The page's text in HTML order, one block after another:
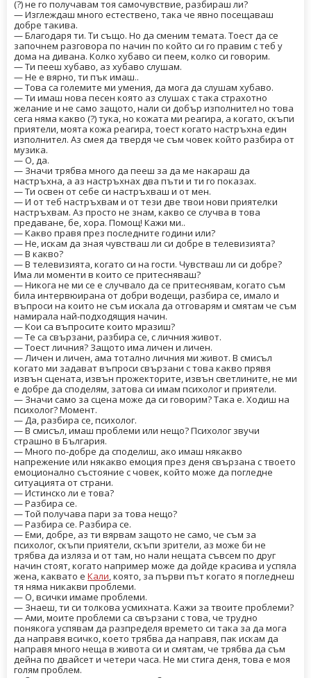
(?) не го получавам тоя самочувствие, разбираш ли?
— Изглеждаш много естествено, така че явно посещаваш
добре такива.
— Благодаря ти. Ти също. Но да сменим темата. Тоест да се
започнем разговора по начин по който си го правим с теб у
дома на дивана. Колко хубаво си пеем, колко си говорим.
— Ти пееш хубаво, аз хубаво слушам.
— Не е вярно, ти пък имаш..
— Това са големите ми умения, да мога да слушам хубаво.
— Ти имаш нова песен която аз слушах с така страхотно
желание и не само защото, нали си добър изполнител но това
сега няма какво (?) тука, но кожата ми реагира, а когато, скъпи
приятели, моята кожа реагира, тоест когато настръхна един
изполнител. Аз смея да твердя че съм човек който разбира от
музика.
— О, да.
— Значи трябва много да пееш за да ме накараш да
настръхна, а аз настръхнах два пъти и ти го показах.
— Ти освен от себе си настръхваш и от мен.
— И от теб настръхвам и от тези две твои нови приятелки
настръхвам. Аз просто не знам, какво се случва в това
предаване, бе, хора. Помощ! Кажи ми..
— Какво правя през последните години или?
— Не, искам да зная чувстваш ли си добре в телевизията?
— В какво?
— В телевизията, когато си на гости. Чувстваш ли си добре?
Има ли моменти в които се притесняваш?
— Никога не ми се е случвало да се притеснявам, когато съм
била интервюирана от добри водещи, разбира се, имало и
въпроси на които не съм искала да отговарям и смятам че съм
намирала най-подходящия начин.
— Кои са въпросите които мразиш?
— Те са свързани, разбира се, с личния живот.
— Тоест личния? Защото има личен и личен.
— Личен и личен, ама тотално личния ми живот. В смисъл
когато ми задават въпроси свързани с това какво прявя
извън сцената, извън прожекторите, извън светлините, не ми
е добре да споделям, затова си имам психолог и приятели.
— Значи само за сцена може да си говорим? Така е. Ходиш на
психолог? Момент.
— Да, разбира се, психолог.
— В смисъл, имаш проблеми или нещо? Психолог звучи
страшно в България.
— Много по-добре да споделиш, ако имаш някакво
напрежение или някакво емоция през деня свързана с твоето
емоционално състояние с човек, който може да погледне
ситуацията от страни.
— Истинско ли е това?
— Разбира се.
— Той получава пари за това нещо?
— Разбира се. Разбира се.
— Еми, добре, аз ти вярвам защото не само, че съм за
психолог, скъпи приятели, скъпи зрители, аз може би не
трябва да изляза и от там, но нали нещата съвсем по друг
начин стоят, когато например може да дойде красива и успяла
жена, каквато е Кали, която, за първи път когато я погледнеш
тя няма никакви проблеми.
— О, всички имаме проблеми.
— Знаеш, ти си толкова усмихната. Кажи за твоите проблеми?
— Ами, моите проблеми са свързани с това, че трудно
понякога успявам да разпределя времето си така за да мога
да направя всичко, което трябва да направя, пак искам да
направя много неща в живота си и смятам, че трябва да съм
дейна по двайсет и четери часа. Не ми стига деня, това е моя
голям проблем.